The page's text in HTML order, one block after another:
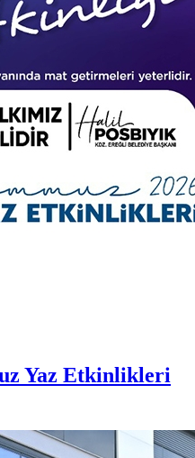
Yaz Etkinlikleri